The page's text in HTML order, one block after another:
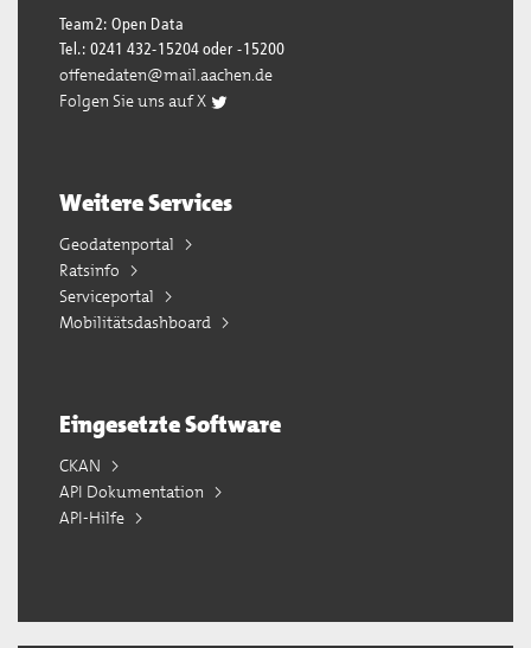
Team2: Open Data
Tel.: 0241 432-15204 oder -15200
offenedaten@mail.aachen.de
Folgen Sie uns auf X
Weitere Services
Geodatenportal
Ratsinfo
Serviceportal
Mobilitätsdashboard
Eingesetzte Software
CKAN
API Dokumentation
API-Hilfe